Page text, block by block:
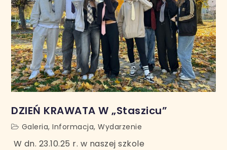
DZIEŃ KRAWATA W „Staszicu”
Galeria,Informacja,Wydarzenie
W dn. 23.10.25 r. w naszej szkole